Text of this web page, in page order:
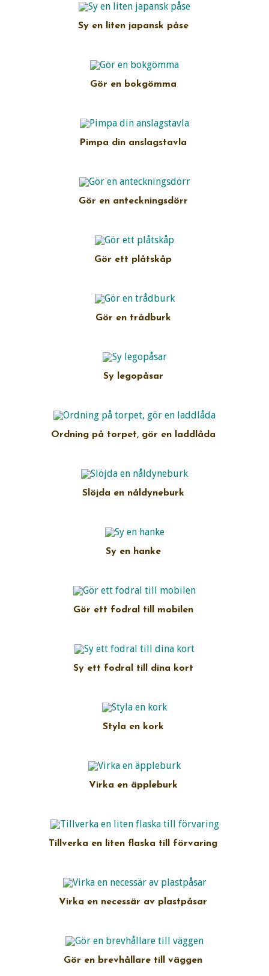
Sy en liten japansk påse
Gör en bokgömma
Pimpa din anslagstavla
Gör en anteckningsdörr
Gör ett plåtskåp
Gör en trådburk
Sy legopåsar
Ordning på torpet, gör en laddlåda
Slöjda en nåldyneburk
Sy en hanke
Gör ett fodral till mobilen
Sy ett fodral till dina kort
Styla en kork
Virka en äppleburk
Tillverka en liten flaska till förvaring
Virka en necessär av plastpåsar
Gör en brevhållare till väggen